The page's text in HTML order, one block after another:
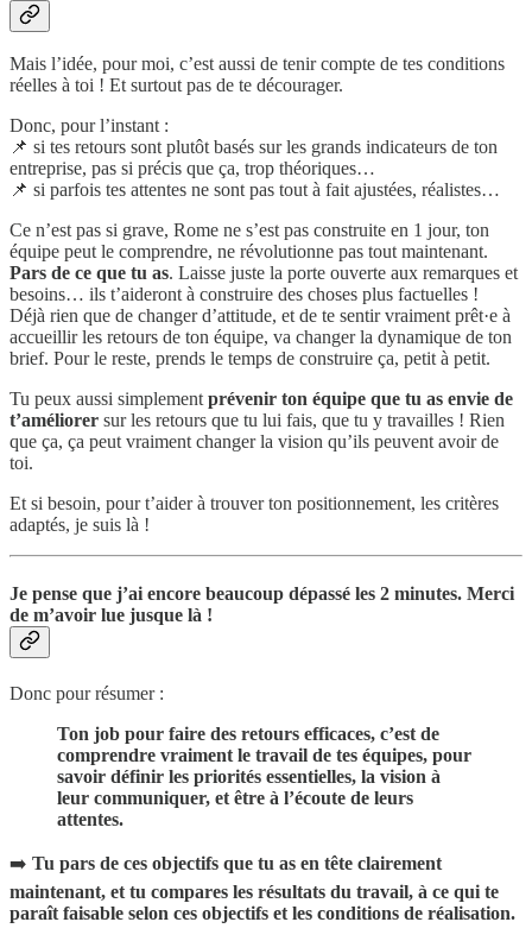
Mais l’idée, pour moi, c’est aussi de tenir compte de tes conditions
réelles à toi ! Et surtout pas de te décourager.
Donc, pour l’instant :
📌 si tes retours sont plutôt basés sur les grands indicateurs de ton
entreprise, pas si précis que ça, trop théoriques…
📌 si parfois tes attentes ne sont pas tout à fait ajustées, réalistes…
Ce n’est pas si grave, Rome ne s’est pas construite en 1 jour, ton
équipe peut le comprendre, ne révolutionne pas tout maintenant.
Pars de ce que tu as. Laisse juste la porte ouverte aux remarques et
besoins… ils t’aideront à construire des choses plus factuelles !
Déjà rien que de changer d’attitude, et de te sentir vraiment prêt·e à
accueillir les retours de ton équipe, va changer la dynamique de ton
brief. Pour le reste, prends le temps de construire ça, petit à petit.
Tu peux aussi simplementprévenir ton équipe que tu as envie de
t’améliorer sur les retours que tu lui fais, que tu y travailles ! Rien
que ça, ça peut vraiment changer la vision qu’ils peuvent avoir de
toi.
Et si besoin, pour t’aider à trouver ton positionnement, les critères
adaptés, je suis là !
Je pense que j’ai encore beaucoup dépassé les 2 minutes. Merci
de m’avoir lue jusque là !
Donc pour résumer :
Ton job pour faire des retours efficaces, c’est de
comprendre vraiment le travail de tes équipes, pour
savoir définir les priorités essentielles, la vision à
leur communiquer, et être à l’écoute de leurs
attentes.
➡️ Tu pars de ces objectifs que tu as en tête clairement
maintenant, et tu compares les résultats du travail, à ce qui te
paraît faisable selon ces objectifs et les conditions de réalisation.